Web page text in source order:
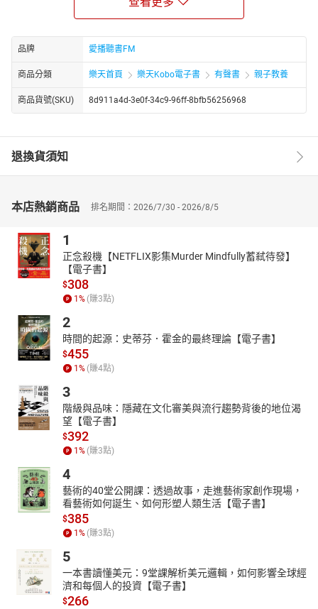
「夢幻綺情」、「寓言宿命」、「善有善報」、「說到做到」、
「天真無敵」、「惡魔同行」，內含72個故事，並邀請8組音樂人，
針對不同主題、個別故事內容，創作每一首故事的專屬配樂，讓親
子共讀的時光，不僅透過閱讀培養孩童的品格與對人性、是非價值
觀的理解，更希望透過音樂的陶冶，提供另一種素養發展的伴讀旅
24位演員、歌手 擔任說書人齊獻聲（按照姓氏筆劃排序）
蘇慧倫、魏如萱、鳳小岳、猴子飛行員王湯尼、張榕容、張孝全、
五月天石頭、五月天瑪莎、王若琳
Cheer(謝青翰）、LEO37+SOSS、SKARAOKE、何灝、陳穎達、許
志遠（Point HSU）、賴文軒、盪在空中
公益合作
騷耳出品的《格事話》有聲書本著公益慈善、回饋社會之初心，將
有聲書部分收益投入財團法人臺北市志玲姊姊慈善基金會的「遲緩
兒童早期療育計畫」以及「偏鄉兒少學習圓夢計畫」，支持0-6 歲發
展遲緩兒童的學習與醫療資源、扶助經濟弱勢學童的教育與文化傳
承。
關於財團法人臺北市志玲姊姊慈善基金會
兒童醫療計畫、女性議題倡導、災害救濟與急難救助等項目，累積
資助的大小朋友已超過十萬人次受益，並獲得臺北市社會局頒發社
福單位優等獎狀，捐助成果有目共睹。往後將持續協助發展遲緩兒
童的早期療育學習經費及醫療設備、支持弱勢地區學童的學習圓夢
關懷。
葛萊美獎得主蕭青陽 親自操刀設計
在時光的隧道中，設計師蕭青陽團隊以科技AI為筆，將古老的童話
與傳說重新編織。如奇幻的繪畫，他勾勒出格林兄弟兩百年前所收
藏流傳於歐洲的怪奇民間故事，編碼繪出的圖像讓故事在虛實之間
交織。古老的影子運用AI撰寫與重現故事的靈魂重生。彷彿穿越了
時空，讓我們在現代科技的迷霧中重新發現了逝去的童年夢境。
《格事話－另一種格林童話》數位專輯封面與實體專輯設計
品牌 愛播聽書FM
商品分類 樂天首頁 樂天Kobo電子書 有聲書 親子教養
商品貨號(SKU) 8d911a4d-3e0f-34c9-96ff-8bfb56256968
退換貨須知
本店熱銷商品 排名期間：2026/7/30 - 2026/8/5
1
正念殺機【NETFLIX影集Murder Mindfully蓄弒待發】
【電子書】
$308
1 % (賺3點)
2
時間的起源：史蒂芬．霍金的最終理論【電子書】
$455
1 % (賺4點)
3
階級與品味：隱藏在文化審美與流行趨勢背後的地位渴
望【電子書】
$392
1 % (賺3點)
4
藝術的40堂公開課：透過故事，走進藝術家創作現場，
看藝術如何誕生、如何形塑人類生活【電子書】
$385
1 % (賺3點)
5
一本書讀懂美元：9堂課解析美元邏輯，如何影響全球經
濟和每個人的投資【電子書】
$266